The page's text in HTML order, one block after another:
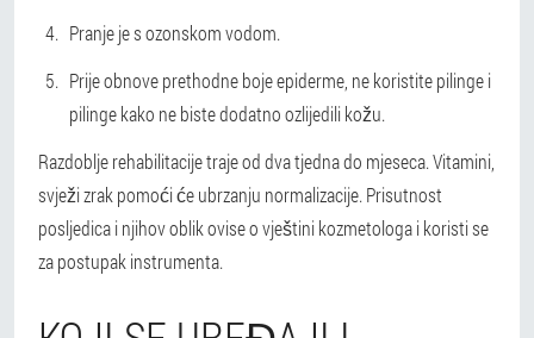
Pranje je s ozonskom vodom.
Prije obnove prethodne boje epiderme, ne koristite pilinge i
pilinge kako ne biste dodatno ozlijedili kožu.
Razdoblje rehabilitacije traje od dva tjedna do mjeseca. Vitamini,
svježi zrak pomoći će ubrzanju normalizacije. Prisutnost
posljedica i njihov oblik ovise o vještini kozmetologa i koristi se
za postupak instrumenta.